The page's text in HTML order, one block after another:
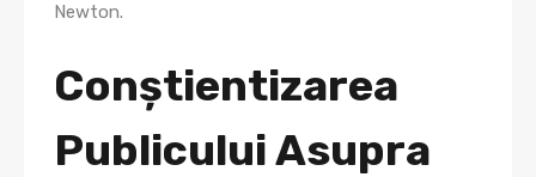
Newton.
Conștientizarea
Publicului Asupra